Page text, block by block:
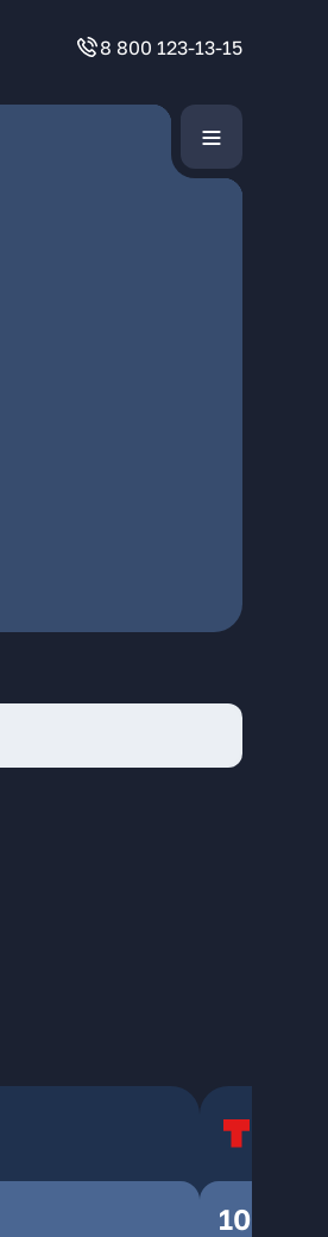
8 800 123-13-15
100